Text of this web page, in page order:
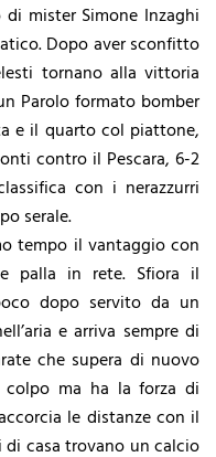
di mister Simone Inzaghi
Dopo aver sconfitto
tornano alla vittoria
Parolo formato bomber
e il quarto col piattone,
contro il Pescara, 6-2
con i nerazzurri
serale.
tempo il vantaggio con
palla in rete. Sfiora il
dopo servito da un
e arriva sempre di
che supera di nuovo
colpo ma ha la forza di
le distanze con il
casa trovano un calcio